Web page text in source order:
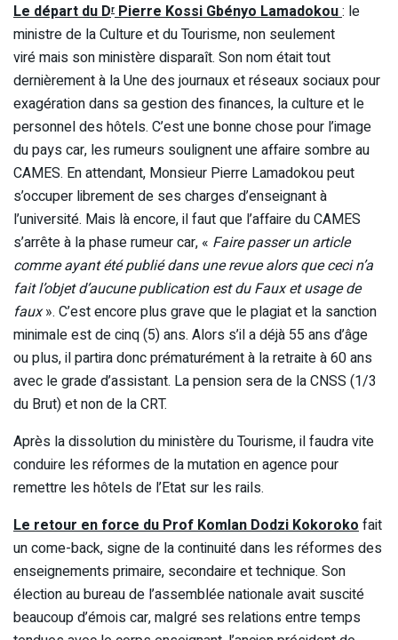
Le départ du DrPierre Kossi Gbényo Lamadokou: le
ministre de la Culture et du Tourisme, non seulement
viré mais son ministère disparaît. Son nom était tout
dernièrement à la Une des journaux et réseaux sociaux pour
exagération dans sa gestion des finances, la culture et le
personnel des hôtels. C’est une bonne chose pour l’image
du pays car, les rumeurs soulignent une affaire sombre au
CAMES. En attendant, Monsieur Pierre Lamadokou peut
s’occuper librement de ses charges d’enseignant à
l’université. Mais là encore, il faut que l’affaire du CAMES
s’arrête à la phase rumeur car, « Faire passer un article
comme ayant été publié dans une revue alors que ceci n’a
fait l’objet d’aucune publication est du Faux et usage de
faux». C’est encore plus grave que le plagiat et la sanction
minimale est de cinq (5) ans. Alors s’il a déjà 55 ans d’âge
ou plus, il partira donc prématurément à la retraite à 60 ans
avec le grade d’assistant. La pension sera de la CNSS (1/3
du Brut) et non de la CRT.
Après la dissolution du ministère du Tourisme, il faudra vite
conduire les réformes de la mutation en agence pour
remettre les hôtels de l’Etat sur les rails.
Le retour en force du Prof Komlan Dodzi Kokorokofait
un come-back, signe de la continuité dans les réformes des
enseignements primaire, secondaire et technique. Son
élection au bureau de l’assemblée nationale avait suscité
beaucoup d’émois car, malgré ses relations entre temps